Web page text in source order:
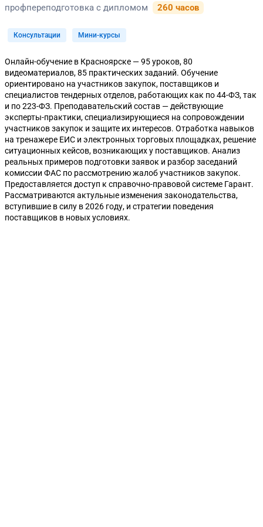
профпереподготовка с дипломом 260 часов
Консультации Мини-курсы
Онлайн-обучение в Красноярске — 95 уроков, 80
видеоматериалов, 85 практических заданий. Обучение
ориентировано на участников закупок, поставщиков и
специалистов тендерных отделов, работающих как по 44-ФЗ, так
и по 223-ФЗ. Преподавательский состав — действующие
эксперты-практики, специализирующиеся на сопровождении
участников закупок и защите их интересов. Отработка навыков
на тренажере ЕИС и электронных торговых площадках, решение
ситуационных кейсов, возникающих у поставщиков. Анализ
реальных примеров подготовки заявок и разбор заседаний
комиссии ФАС по рассмотрению жалоб участников закупок.
Предоставляется доступ к справочно-правовой системе Гарант.
Рассматриваются актульные изменения законодательства,
вступившие в силу в 2026 году, и стратегии поведения
поставщиков в новых условиях.